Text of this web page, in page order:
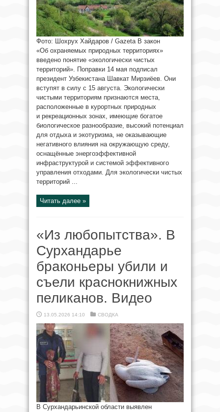
Фото: Шохрух Хайдаров / Gazeta В закон
«Об охраняемых природных территориях»
введено понятие «экологически чистых
территорий». Поправки 14 мая подписал
президент Узбекистана Шавкат Мирзиёев. Они
вступят в силу с 15 августа. Экологически
чистыми территориям признаются места,
расположенные в курортных природных
и рекреационных зонах, имеющие богатое
биологическое разнообразие, высокий потенциал
для отдыха и экотуризма, не оказывающие
негативного влияния на окружающую среду,
оснащённые энергоэффективной
инфраструктурой и системой эффективного
управления отходами. Для экологически чистых
территорий ...
Читать далее »
«Из любопытства». В
Сурхандарье
браконьеры убили и
съели краснокнижных
пеликанов. Видео
13.05.2026 14:10 СВОДКА
В Сурхандарьинской области выявлен